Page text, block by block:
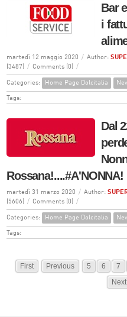
Bar
i
martedì 12 maggio 2020 / Author:
(3487)
/ Comments (0) /
Categories: Home Page Dolcitalia
Tags:
Dal
Rossana!....#A'NONNA!
martedì 31 marzo 2020 / Author:
(5606)
/ Comments (0) /
Categories: Home Page Dolcitalia
Tags:
First Previous 5 6 7
Next